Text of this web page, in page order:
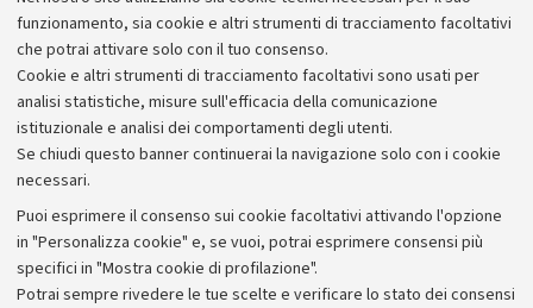
funzionamento, sia cookie e altri strumenti di tracciamento facoltativi
che potrai attivare solo con il tuo consenso.
Cookie e altri strumenti di tracciamento facoltativi sono usati per
analisi statistiche, misure sull'efficacia della comunicazione
istituzionale e analisi dei comportamenti degli utenti.
Se chiudi questo banner continuerai la navigazione solo con i cookie
necessari.
Puoi esprimere il consenso sui cookie facoltativi attivando l'opzione
in "Personalizza cookie" e, se vuoi, potrai esprimere consensi più
specifici in "Mostra cookie di profilazione".
Potrai sempre rivedere le tue scelte e verificare lo stato dei consensi
Archivio
Comunicati stampa
Redazione